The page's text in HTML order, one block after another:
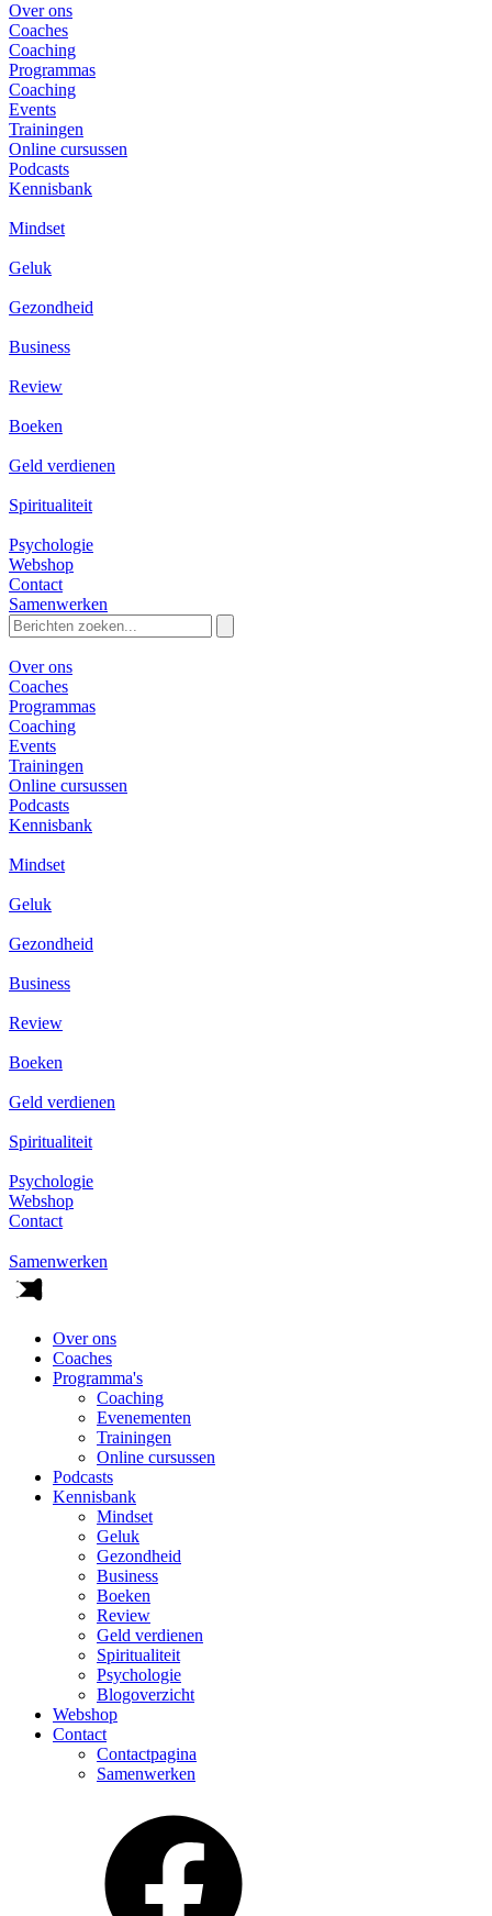
Over ons
Coaches
Coaching
Programmas
Coaching
Events
Trainingen
Online cursussen
Podcasts
Kennisbank
Mindset
Geluk
Gezondheid
Business
Review
Boeken
Geld verdienen
Spiritualiteit
Psychologie
Webshop
Contact
Samenwerken
Zoeken
naar:
Over ons
Coaches
Programmas
Coaching
Events
Trainingen
Online cursussen
Podcasts
Kennisbank
Mindset
Geluk
Gezondheid
Business
Review
Boeken
Geld verdienen
Spiritualiteit
Psychologie
Webshop
Contact
Samenwerken
Over ons
Coaches
Programma's
Coaching
Evenementen
Trainingen
Online cursussen
Podcasts
Kennisbank
Mindset
Geluk
Gezondheid
Business
Boeken
Review
Geld verdienen
Spiritualiteit
Psychologie
Blogoverzicht
Webshop
Contact
Contactpagina
Samenwerken